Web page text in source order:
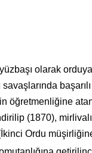
olarak
öğretmenliğine
(1870),
Ordu